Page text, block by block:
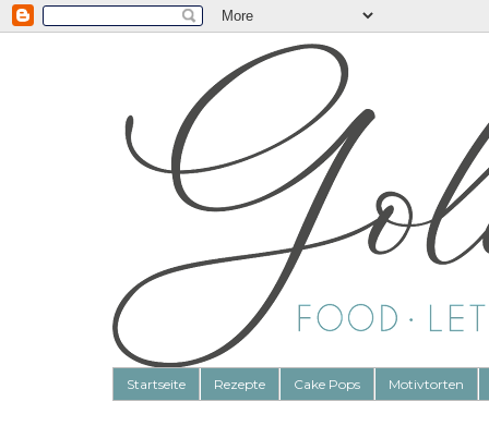
Startseite Rezepte Cake Pops Motivtorten